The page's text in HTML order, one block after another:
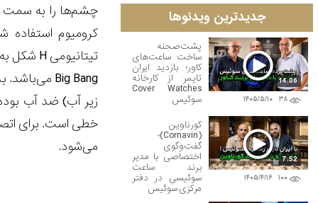
چشم‌ها را به سمت
کرومیوم
تیتانیومیH شکل به
Big Bang
زیر آب) ضد آب
خطی است. برای
می‌شود.
جدیدترین ویدئوها
۳۸ ۱۴۰۵/۵/۱۰
14:06
پشت‌صحنه
ساخت ساعت‌های
کاور؛ بازدید ایران
تایمر از کارخانه
Cover Watches
سوئیس
۱۰۰ ۱۴۰۵/۴/۱۶
7:52
کورناوین
(Cornavin)؛
گفت‌وگوی
اختصاصی با مدیر
برند ساعت
سوئیسی در دفتر
مرکزی سوئیس